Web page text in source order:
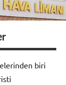
biri